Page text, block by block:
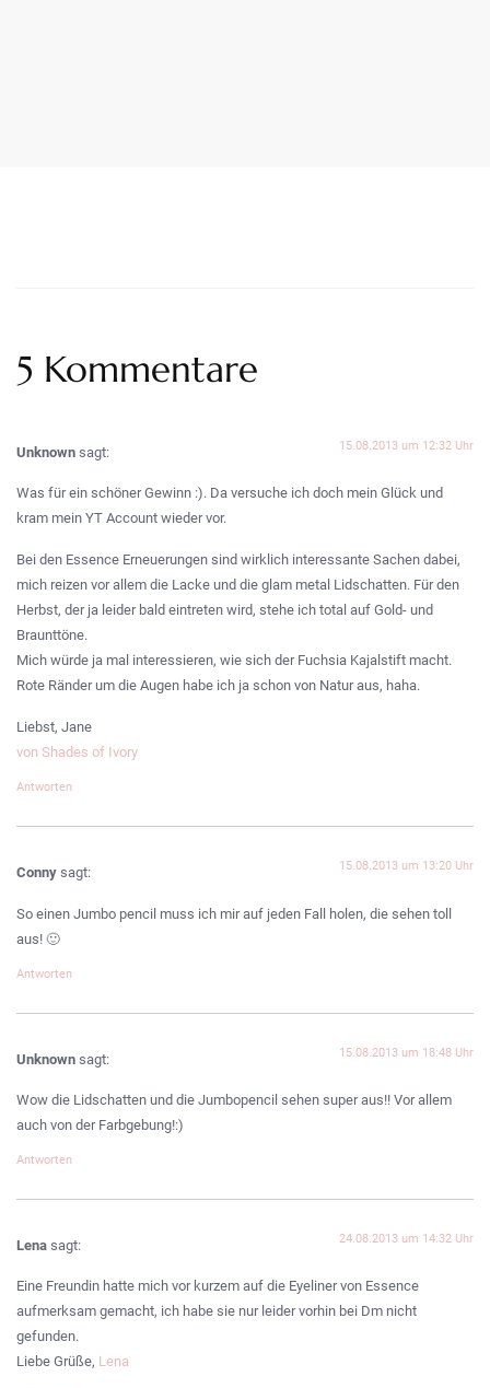
5 Kommentare
Unknown sagt: 15.08.2013 um 12:32 Uhr
Was für ein schöner Gewinn :). Da versuche ich doch mein Glück und
kram mein YT Account wieder vor.
Bei den Essence Erneuerungen sind wirklich interessante Sachen dabei,
mich reizen vor allem die Lacke und die glam metal Lidschatten. Für den
Herbst, der ja leider bald eintreten wird, stehe ich total auf Gold- und
Braunttöne.
Mich würde ja mal interessieren, wie sich der Fuchsia Kajalstift macht.
Rote Ränder um die Augen habe ich ja schon von Natur aus, haha.
Liebst, Jane
von Shades of Ivory
Antworten
Conny sagt: 15.08.2013 um 13:20 Uhr
So einen Jumbo pencil muss ich mir auf jeden Fall holen, die sehen toll
aus! 🙂
Antworten
Unknown sagt: 15.08.2013 um 18:48 Uhr
Wow die Lidschatten und die Jumbopencil sehen super aus!! Vor allem
auch von der Farbgebung!:)
Antworten
Lena sagt: 24.08.2013 um 14:32 Uhr
Eine Freundin hatte mich vor kurzem auf die Eyeliner von Essence
aufmerksam gemacht, ich habe sie nur leider vorhin bei Dm nicht
gefunden.
Liebe Grüße, Lena